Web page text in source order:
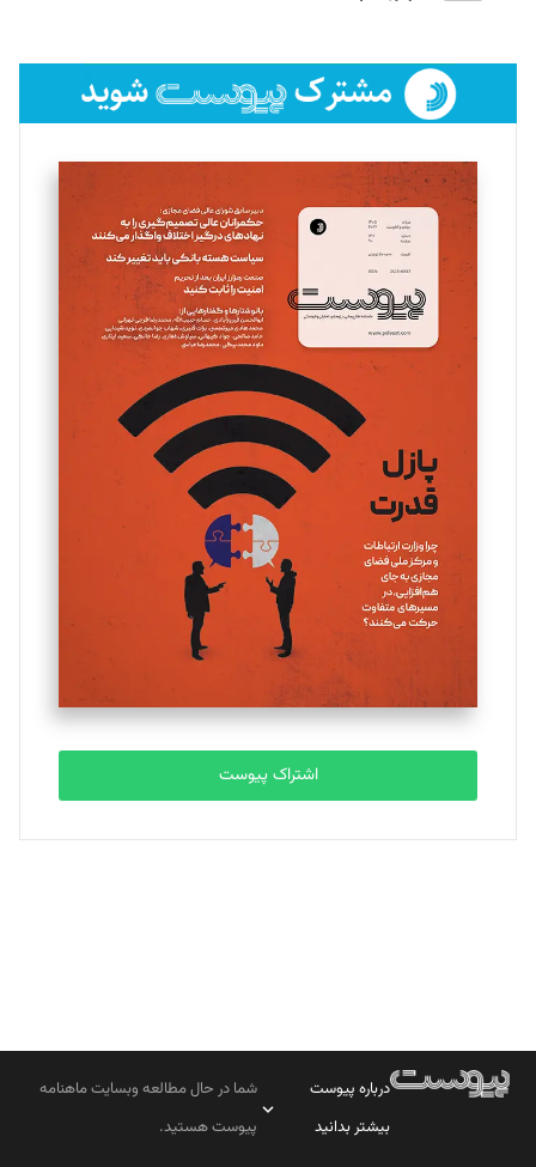
لیلا حنارود
فائزه فتحی رستمی
تحریریه
سروش کرمیان
تحریریه
مینا پاکدل
یسنا امان‌پور
تحریریه
ملینا جعفری
تحریریه
مصطفی مسجدی آرانی
تحریریه
بابک نقاش
تحریریه
اشتراک پیوست
درباره پیوست
بیشتر بدانید
شما در حال مطالعه وبسایت ماهنامه
پیوست هستید.